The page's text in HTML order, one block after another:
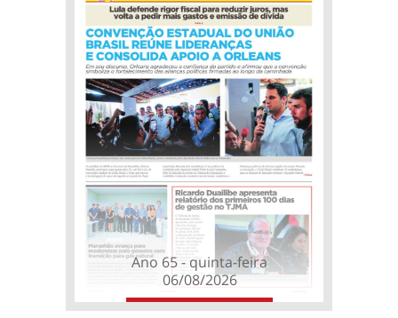
Ano 65 - quinta-feira
06/08/2026